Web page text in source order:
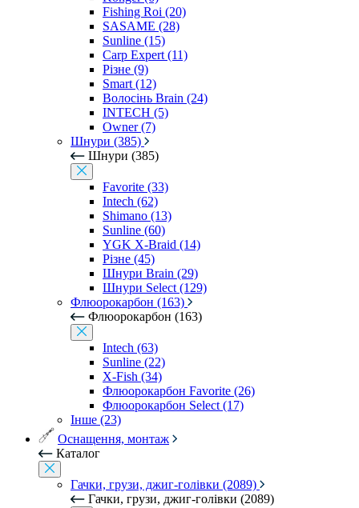
Fishing Roi (20)
SASAME (28)
Sunline (15)
Carp Expert (11)
Різне (9)
Smart (12)
Волосінь Brain (24)
INTECH (5)
Owner (7)
Шнури (385)
Шнури (385)
Favorite (33)
Intech (62)
Shimano (13)
Sunline (60)
YGK X-Braid (14)
Різне (45)
Шнури Brain (29)
Шнури Select (129)
Флюорокарбон (163)
Флюорокарбон (163)
Intech (63)
Sunline (22)
X-Fish (34)
Флюорокарбон Favorite (26)
Флюорокарбон Select (17)
Інше (23)
Оснащення, монтаж
Каталог
Гачки, грузи, джиг-голівки (2089)
Гачки, грузи, джиг-голівки (2089)